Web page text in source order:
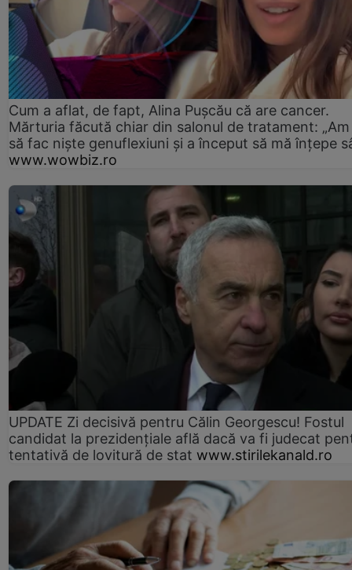
Cum a aflat, de fapt, Alina Pușcău că are cancer.
Mărturia făcută chiar din salonul de tratament:
să fac niște genuflexiuni și a început să mă înțepe
www.wowbiz.ro
UPDATE Zi decisivă pentru Călin Georgescu! Fostul
candidat la prezidențiale află dacă va fi judecat
tentativă de lovitură de stat www.stirilekanald.ro